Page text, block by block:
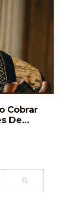
Cobrar
De